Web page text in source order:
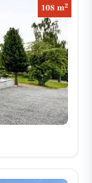
108 m2